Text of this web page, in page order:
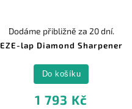
EZE-lap Diamond Sharpener
Dodáme přibližně za 20 dní.
1 793 Kč
Do košíku